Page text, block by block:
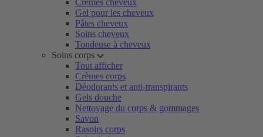
Crèmes cheveux
Gel pour les cheveux
Pâtes cheveux
Soins cheveux
Tondeuse à cheveux
Soins corps
Tout afficher
Crèmes corps
Déodorants et anti-transpirants
Gels douche
Nettoyage du corps & gommages
Savon
Rasoirs corps